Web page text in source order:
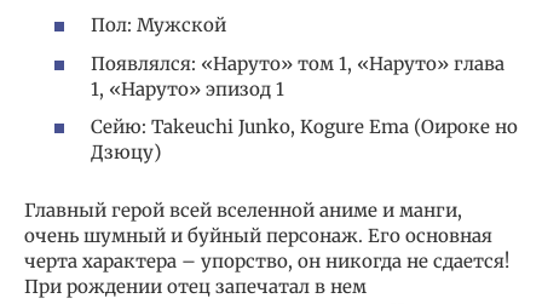
Пол: Мужской
Появлялся: «Наруто» том 1, «Наруто» глава
1, «Наруто» эпизод 1
Сейю: Takeuchi Junko, Kogure Ema (Оироке но
Дзюцу)
Главный герой всей вселенной аниме и манги,
очень шумный и буйный персонаж. Его основная
черта характера – упорство, он никогда не сдается!
При рождении отец запечатал в нем